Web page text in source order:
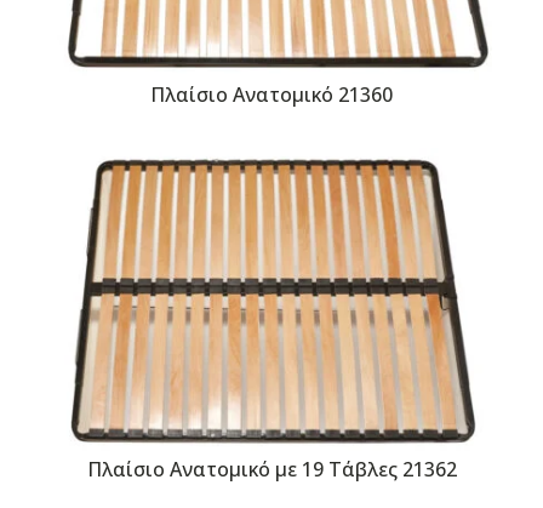
Πλαίσιο Ανατομικό 21360
Πλαίσιο Ανατομικό με 19 Τάβλες 21362